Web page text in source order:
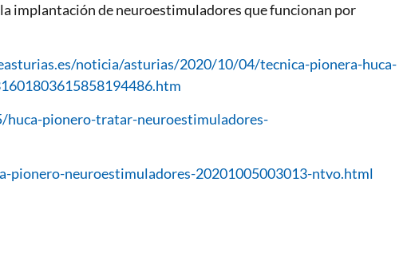
implantación de neuroestimuladores que funcionan por
noticia/asturias/2020/10/04/tecnica-pionera-huca-
pionero-tratar-neuroestimuladores-
pionero-neuroestimuladores-20201005003013-ntvo.html